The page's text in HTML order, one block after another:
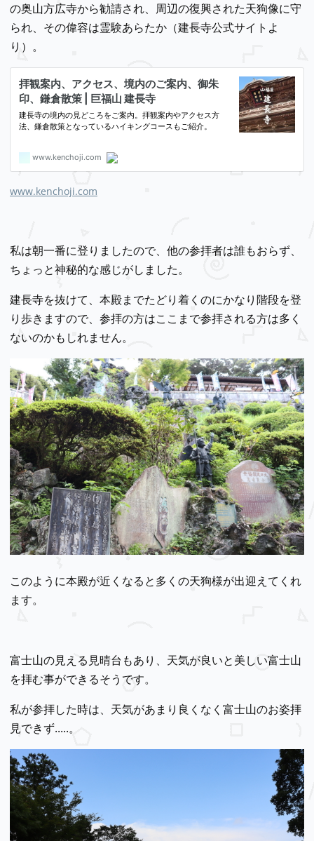
の奥山方広寺から勧請され、周辺の復興された天狗像に守
られ、その偉容は霊験あらたか（建長寺公式サイトよ
り）。
www.kenchoji.com
私は朝一番に登りましたので、他の参拝者は誰もおらず、
ちょっと神秘的な感じがしました。
建長寺を抜けて、本殿までたどり着くのにかなり階段を登
り歩きますので、参拝の方はここまで参拝される方は多く
ないのかもしれません。
このように本殿が近くなると多くの天狗様が出迎えてくれ
ます。
富士山の見える見晴台もあり、天気が良いと美しい富士山
を拝む事ができるそうです。
私が参拝した時は、天気があまり良くなく富士山のお姿拝
見できず.....。